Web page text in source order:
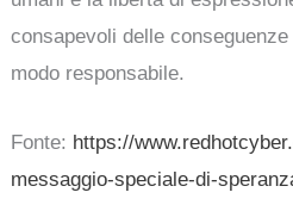
consapevoli delle
modo responsabile.
Fonte: https://
messaggio-speciale-di-